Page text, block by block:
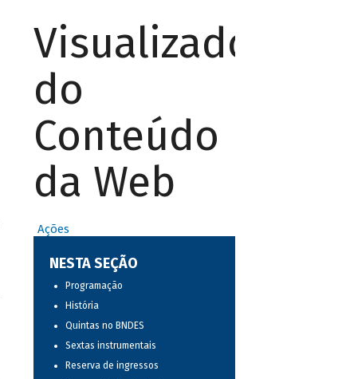
Visualizador
do
Conteúdo
da Web
Ações
NESTA SEÇÃO
Programação
História
Quintas no BNDES
Sextas instrumentais
Reserva de ingressos